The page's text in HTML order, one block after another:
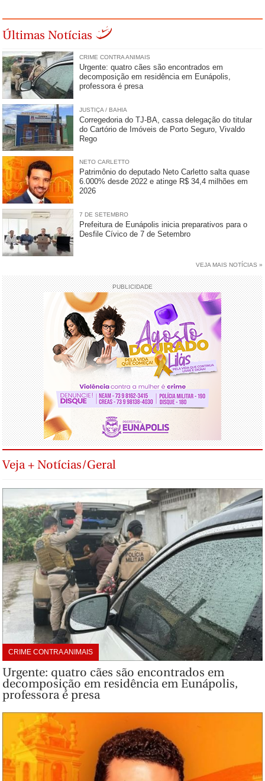
Últimas Notícias
CRIME CONTRA ANIMAIS
Urgente: quatro cães são encontrados em
decomposição em residência em Eunápolis,
professora é presa
JUSTIÇA / BAHIA
Corregedoria do TJ-BA, cassa delegação do titular
do Cartório de Imóveis de Porto Seguro, Vivaldo
Rego
NETO CARLETTO
Patrimônio do deputado Neto Carletto salta quase
6.000% desde 2022 e atinge R$ 34,4 milhões em
2026
7 DE SETEMBRO
Prefeitura de Eunápolis inicia preparativos para o
Desfile Cívico de 7 de Setembro
VEJA MAIS NOTÍCIAS »
PUBLICIDADE
Veja + Notícias/Geral
CRIME CONTRA ANIMAIS
Urgente: quatro cães são encontrados em
decomposição em residência em Eunápolis,
professora é presa